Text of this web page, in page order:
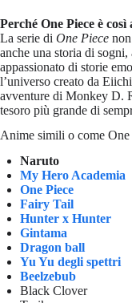
Perché One Piece è così
La serie di One Piece
anche una storia di sogni,
appassionato di storie
l’universo creato da
avventure di Monkey D.
tesoro più grande di
Anime simili o come One
Naruto
My Hero Academia
One Piece
Fairy Tail
Hunter x Hunter
Gintama
Dragon ball
Yu Yu degli spettri
Beelzebub
Black Clover